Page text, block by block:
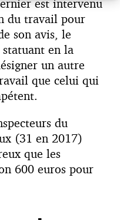
est intervenu
du travail pour
son avis, le
statuant en la
un autre
que celui qui
du
(31 en 2017)
que les
600 euros pour